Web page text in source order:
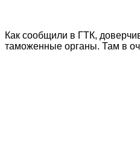
Как сообщили в ГТК,
таможенные органы. Там в